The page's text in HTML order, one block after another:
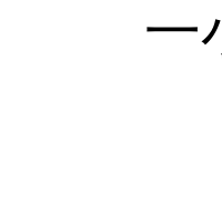
一